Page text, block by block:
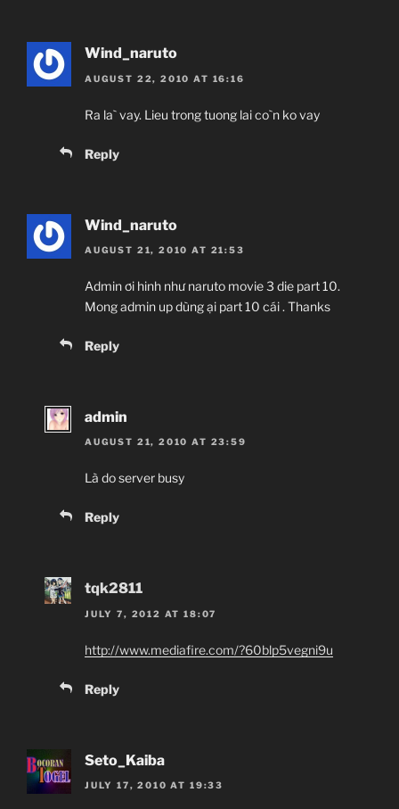
Wind_naruto
AUGUST 22, 2010 AT 16:16
Ra la` vay. Lieu trong tuong lai co`n ko vay
Reply
Wind_naruto
AUGUST 21, 2010 AT 21:53
Admin ơi hinh như naruto movie 3 die part 10.
Mong admin up dùng ại part 10 cái . Thanks
Reply
admin
AUGUST 21, 2010 AT 23:59
Là do server busy
Reply
tqk2811
JULY 7, 2012 AT 18:07
http://www.mediafire.com/?60blp5vegni9u
Reply
Seto_Kaiba
JULY 17, 2010 AT 19:33